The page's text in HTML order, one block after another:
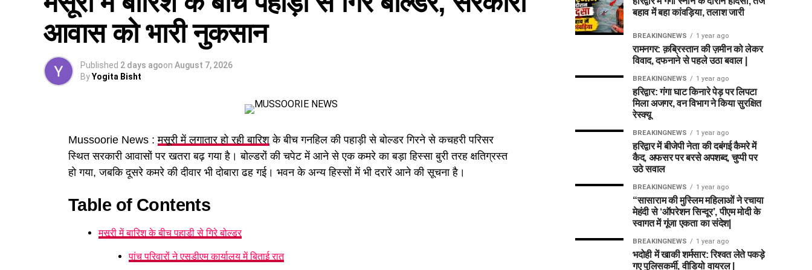
पढ़े धामी कैबिनेट के प्रमुख फैसले
GST संशोधित अध्यादेश को मंजूरी।
आवास को भारी नुकसान
Published 2 days agoon August 7, 2026
ByYogita Bisht
Mussoorie News :मसूरी में लगातार हो रही बारिश के बीच गनहिल की पहाड़ी से बोल्डर गिरने से कचहरी परिसर
स्थित सरकारी आवासों पर खतरा बढ़ गया है। बोल्डरों की चपेट में आने से एक कमरे का बड़ा हिस्सा बुरी तरह क्षतिग्रस्त
हो गया, जबकि दूसरे कमरे की दीवार भी दोबारा ढह गई। भवन के अन्य हिस्सों में भी दरारें आने की सूचना है।
Table of Contents
मसूरी में बारिश के बीच पहाड़ी से गिरे बोल्डर
पांच परिवारों ने एसडीएम कार्यालय में बिताई रात
बहाव में बहा कांवड़िया, तलाश जारी
BREAKINGNEWS 1 year ago
रामनगर: क़ब्रिस्तान की ज़मीन को लेकर
विवाद, दफनाने से पहले उठा बवाल |
BREAKINGNEWS 1 year ago
हरिद्वार: गंगा घाट किनारे पेड़ पर लिपटा
मिला अजगर, वन विभाग ने किया सुरक्षित
रेस्क्यू
BREAKINGNEWS 1 year ago
हरिद्वार में बीजेपी नेता की दबंगई कैमरे में
कैद, अफसर पर बरसे अपशब्द, चुप्पी पर
उठे सवाल
BREAKINGNEWS 1 year ago
“सासाराम की मुस्लिम महिलाओं ने रचाया
मेहंदी से ‘ऑपरेशन सिन्दूर’, पीएम मोदी के
स्वागत में गूंजा एकता का संदेश|
BREAKINGNEWS 1 year ago
भदोही में खाकी शर्मसार: रिश्वत लेते पकड़े
गए पुलिसकर्मी, वीडियो वायरल |